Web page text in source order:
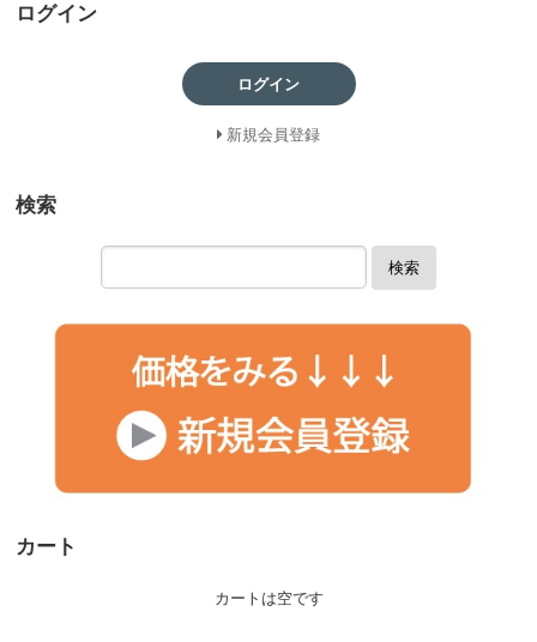
ログイン
ログイン
新規会員登録
検索
検索
カート
カートは空です